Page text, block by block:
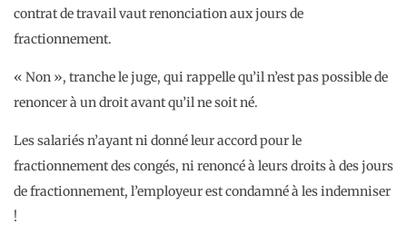
contrat de travail vaut renonciation aux jours de
fractionnement.
« Non », tranche le juge, qui rappelle qu’il n’est pas possible de
renoncer à un droit avant qu’il ne soit né.
Les salariés n’ayant ni donné leur accord pour le
fractionnement des congés, ni renoncé à leurs droits à des jours
de fractionnement, l’employeur est condamné à les indemniser
!